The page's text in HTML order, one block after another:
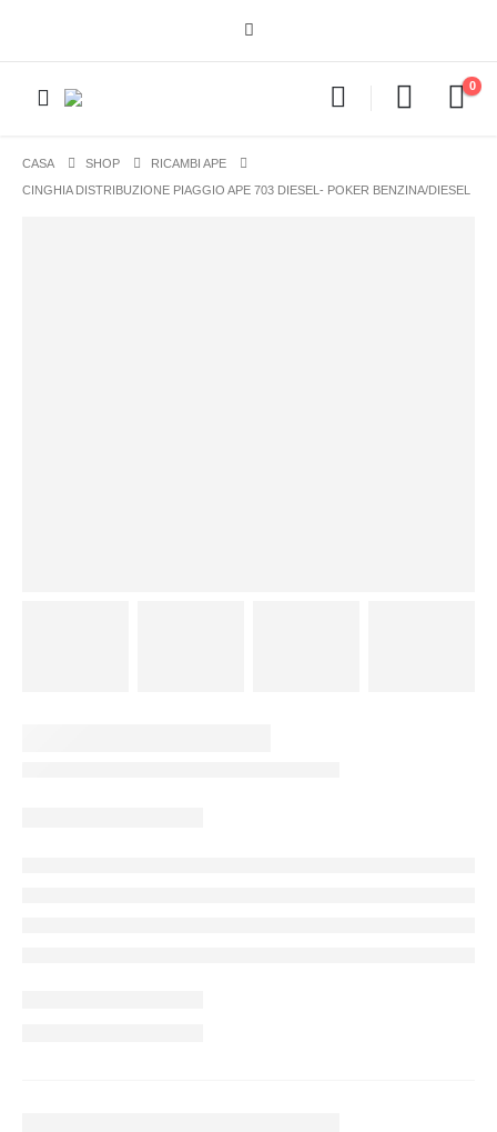
0
CASA SHOP
RICAMBI APE
CINGHIA DISTRIBUZIONE PIAGGIO APE 703 DIESEL- POKER BENZINA/DIESEL